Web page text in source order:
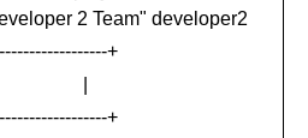
2 Team" developer2
+
+